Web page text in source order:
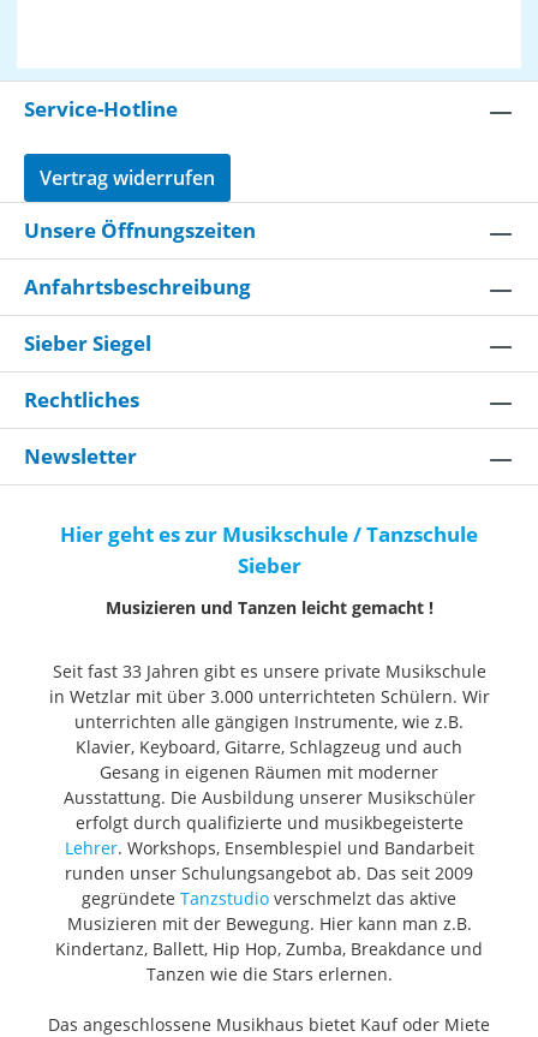
Service-Hotline
Vertrag widerrufen
Unsere Öffnungszeiten
Anfahrtsbeschreibung
Sieber Siegel
Rechtliches
Newsletter
Hier geht es zur Musikschule / Tanzschule
Sieber
Musizieren und Tanzen leicht gemacht !
Seit fast 33 Jahren gibt es unsere private Musikschule
in Wetzlar mit über 3.000 unterrichteten Schülern. Wir
unterrichten alle gängigen Instrumente, wie z.B.
Klavier, Keyboard, Gitarre, Schlagzeug und auch
Gesang in eigenen Räumen mit moderner
Ausstattung. Die Ausbildung unserer Musikschüler
erfolgt durch qualifizierte und musikbegeisterte
Lehrer. Workshops, Ensemblespiel und Bandarbeit
runden unser Schulungsangebot ab. Das seit 2009
gegründete Tanzstudio verschmelzt das aktive
Musizieren mit der Bewegung. Hier kann man z.B.
Kindertanz, Ballett, Hip Hop, Zumba, Breakdance und
Tanzen wie die Stars erlernen.
Das angeschlossene Musikhaus bietet Kauf oder Miete